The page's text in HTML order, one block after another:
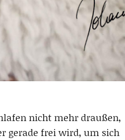
nicht mehr draußen,
gerade frei wird, um sich